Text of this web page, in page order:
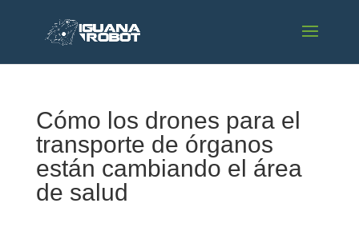
Cómo los drones para el
transporte de órganos
están cambiando el área
de salud